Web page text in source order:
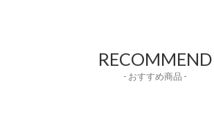
RECOMMEND
- おすすめ商品 -